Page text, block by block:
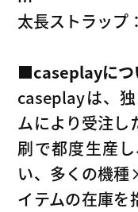
太長ストラッ
■caseplayにつ
caseplayは、
ムにより受注し
刷で都度生産
い、多くの機
イテムの在庫を